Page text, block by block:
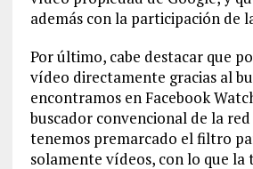
además con la participación de
Por último, cabe destacar que
vídeo directamente gracias al
encontramos en Facebook
buscador convencional de la
tenemos premarcado el filtro
solamente vídeos, con lo que la